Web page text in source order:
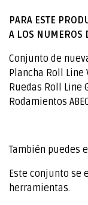
PARA ESTE
A LOS NUMEROS
Conjunto de
Plancha Roll Line
Ruedas Roll Line
Rodamientos
También puedes
Este conjunto se
herramientas.